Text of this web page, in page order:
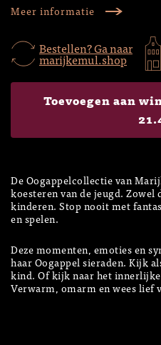
Meer informatie
Bestellen? Ga naar
marijkemul.shop
Toevoegen aan
De Oogappelcollectie van
koesteren van de jeugd. Zowel
kinderen. Stop nooit met
en spelen.
Deze momenten, emoties en
haar Oogappel sieraden. Kijk
kind. Of kijk naar het
Verwarm, omarm en wees lief